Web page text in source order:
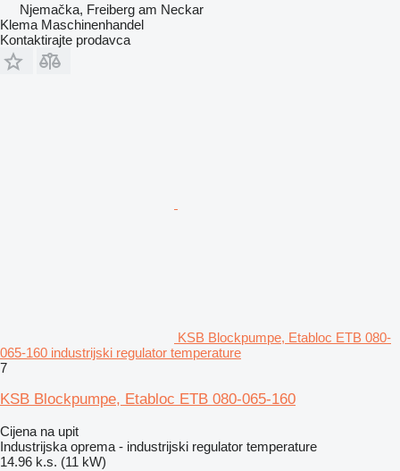
Njemačka, Freiberg am Neckar
Klema Maschinenhandel
Kontaktirajte prodavca
KSB Blockpumpe, Etabloc ETB 080-
065-160 industrijski regulator temperature
7
KSB Blockpumpe, Etabloc ETB 080-065-160
Cijena na upit
Industrijska oprema - industrijski regulator temperature
14.96 k.s. (11 kW)